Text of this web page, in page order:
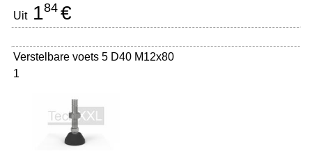
Uit184 €
Verstelbare voets 5 D40 M12x80
1